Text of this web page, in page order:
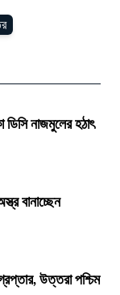
নাজমুলের হঠাৎ
বানাচ্ছেন
উত্তরা পশ্চিম